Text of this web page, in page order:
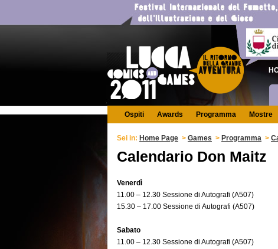
Ospiti Awards Programma Mostre
Sei in: Home Page > Games > Programma >
Calendario Don Maitz
Venerdì
11.00 – 12.30 Sessione di Autografi (A507)
15.30 – 17.00 Sessione di Autografi (A507)
Sabato
11.00 – 12.30 Sessione di Autografi (A507)